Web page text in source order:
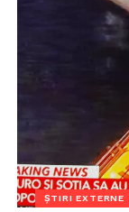
ȘTIRI EXTERNE